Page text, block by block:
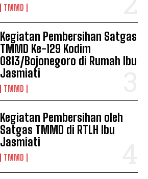
TMMD
Kegiatan Pembersihan Satgas
TMMD Ke-129 Kodim
0813/Bojonegoro di Rumah Ibu
Jasmiati
TMMD
Kegiatan Pembersihan oleh
Satgas TMMD di RTLH Ibu
Jasmiati
TMMD